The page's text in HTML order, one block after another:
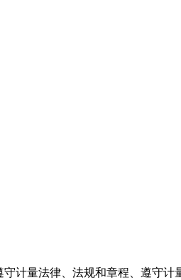
计量法律、法规和章程、遵守